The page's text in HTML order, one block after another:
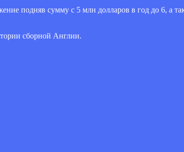
подняв сумму с 5 млн долларов в год до 6, а
сборной Англии.